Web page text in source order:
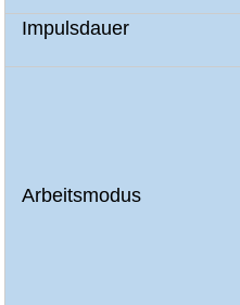
Impulsdauer
Arbeitsmodus